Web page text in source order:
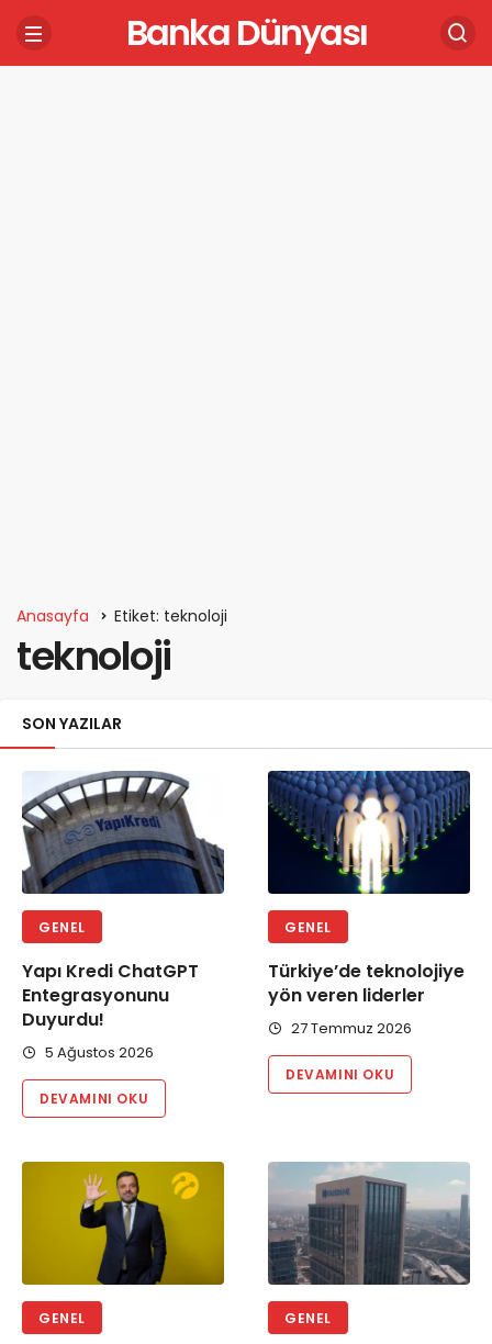
Banka Dünyası
Anasayfa Etiket: teknoloji
teknoloji
SON YAZILAR
GENEL
Yapı Kredi ChatGPT
Entegrasyonunu
Duyurdu!
5 Ağustos 2026
DEVAMINI OKU
GENEL
Türkiye’de teknolojiye
yön veren liderler
27 Temmuz 2026
DEVAMINI OKU
GENEL GENEL